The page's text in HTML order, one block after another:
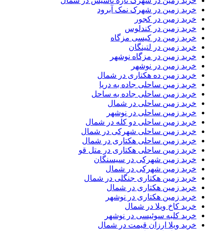
خرید زمین در شهرک نمک آبرود
خرید زمین در کجور
خرید زمین در کندلوس
خرید زمین در کیسی مزگاه
خرید زمین در لتینگان
خرید زمین در مزگاه نوشهر
خرید زمین در نوشهر
خرید زمین ده هکتاری در شمال
خرید زمین ساحلی جاده به دریا
خرید زمین ساحلی جاده به ساحل
خرید زمین ساحلی در شمال
خرید زمین ساحلی در نوشهر
خرید زمین ساحلی دو کله در شمال
خرید زمین ساحلی شهرکی در شمال
خرید زمین ساحلی هکتاری در شمال
خرید زمین ساحلی هکتاری در متل قو
خرید زمین شهرکی در سیسنگان
خرید زمین شهرکی در شمال
خرید زمین هکتاری جنگلی در شمال
خرید زمین هکتاری در شمال
خرید زمین هکتاری در نوشهر
خرید کاخ ویلا در شمال
خرید کلبه سوئیسی در نوشهر
خرید ویلا ارزان قیمت در شمال